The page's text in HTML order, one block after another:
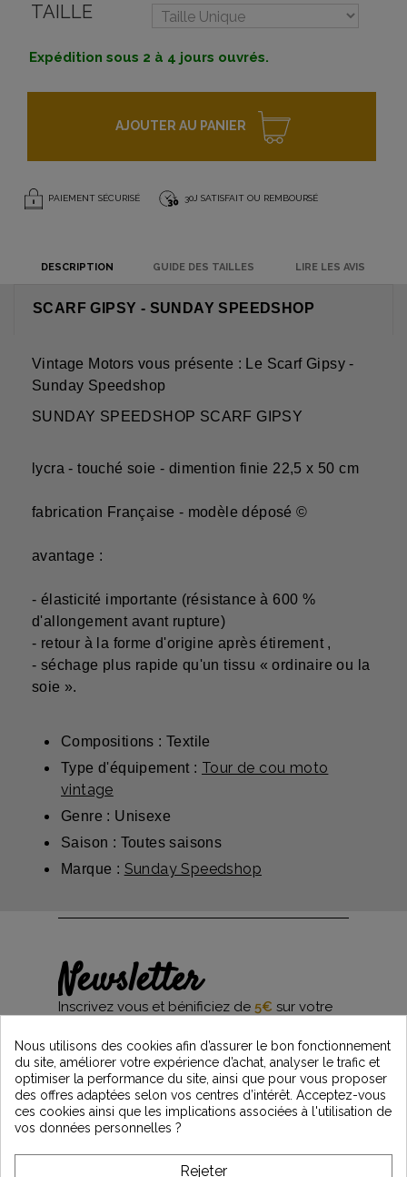
TAILLE
Expédition sous 2 à 4 jours ouvrés.
AJOUTER AU PANIER
PAIEMENT SÉCURISÉ 30J SATISFAIT OU REMBOURSÉ
DESCRIPTION GUIDE DES TAILLES LIRE LES AVIS
SCARF GIPSY - SUNDAY SPEEDSHOP
Vintage Motors vous présente : Le Scarf Gipsy -
Sunday Speedshop
SUNDAY SPEEDSHOP SCARF GIPSY
lycra - touché soie - dimention finie 22,5 x 50 cm
fabrication Française - modèle déposé ©
avantage :
- élasticité importante (résistance à 600 %
d'allongement avant rupture)
- retour à la forme d'origine après étirement ,
- séchage plus rapide qu'un tissu « ordinaire ou la
soie ».
Compositions : Textile
Type d'équipement : Tour de cou moto
vintage
Genre : Unisexe
Saison : Toutes saisons
Marque : Sunday Speedshop
Newsletter
Inscrivez vous et bénificiez de 5€ sur votre
et restez informés des dernières nouveautés
Vintage Motors
*Dès 99€ d'achat. En vous abonnant à notre newsletter, vous reconnaissez avoir pris
l'acceptez.
Nous utilisons des cookies afin d’assurer le bon fonctionnement
du site, améliorer votre expérience d’achat, analyser le trafic et
optimiser la performance du site, ainsi que pour vous proposer
des offres adaptées selon vos centres d’intérêt. Acceptez-vous
ces cookies ainsi que les implications associées à l'utilisation de
vos données personnelles ?
Rejeter